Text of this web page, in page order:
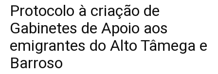
Protocolo à criação de
Gabinetes de Apoio aos
emigrantes do Alto Tâmega e
Barroso